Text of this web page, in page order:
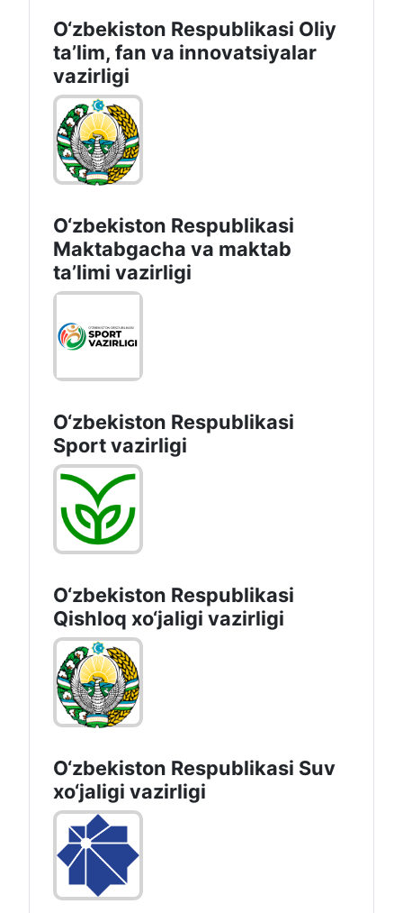
O‘zbekiston Respublikasi Oliy
taʼlim, fan va innovatsiyalar
vazirligi
O‘zbekiston Respublikasi
Maktabgacha va maktab
taʼlimi vazirligi
O‘zbekiston Respublikasi
Sport vazirligi
O‘zbekiston Respublikasi
Qishloq хo‘jаligi vаzirligi
O‘zbekiston Respublikasi Suv
хo‘jaligi vazirligi